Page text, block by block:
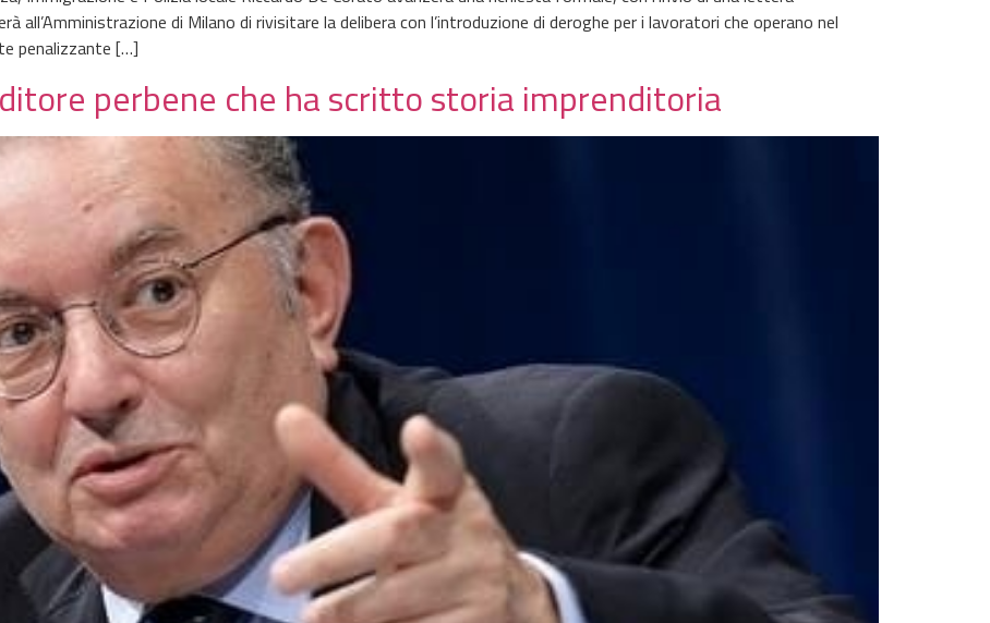
all’Amministrazione di Milano di rivisitare la delibera con l’introduzione di deroghe per i lavoratori che operano nel
penalizzante […]
perbene che ha scritto storia imprenditoria